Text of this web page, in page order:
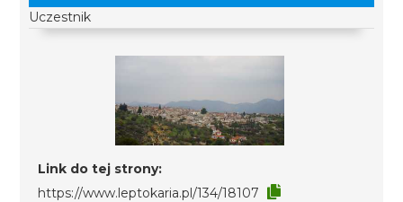
Uczestnik
Link do tej strony:
https://www.leptokaria.pl/134/18107